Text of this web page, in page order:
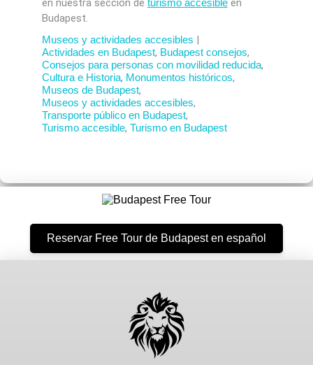
en nuestra sección de
en
Budapest.
Museos y actividades accesibles |
Actividades en Budapest, Budapest consejos,
Consejos para personas con movilidad reducida,
Cultura e Historia, Monumentos históricos,
Museos de Budapest,
Museos y actividades accesibles,
Transporte público en Budapest,
Turismo accesible, Turismo en Budapest
Reservar Free Tour de Budapest en español